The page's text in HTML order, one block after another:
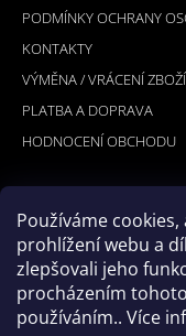
Používáme
prohlížení webu a
zlepšovali jeho
procházením
používáním.. Více
PODMÍNKY OCHRANY
KONTAKTY
VÝMĚNA / VRÁCENÍ
PLATBA A DOPRAVA
HODNOCENÍ OBCHODU
PŘIJÍMÁME